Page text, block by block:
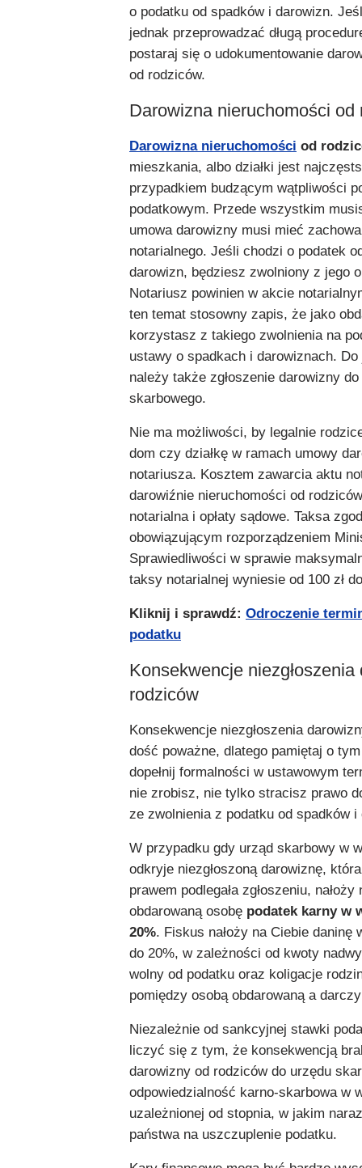
o podatku od spadków i darowizn.
jednak przeprowadzać długą
postaraj się o udokumentowanie
od rodziców.
Darowizna nieruchomości od
Darowizna nieruchomości od
mieszkania, albo działki jest
przypadkiem budzącym wątpliwości
podatkowym. Przede wszystkim
umowa darowizny musi mieć
notarialnego. Jeśli chodzi o podatek
darowizn, będziesz zwolniony z jego
Notariusz powinien w akcie
ten temat stosowny zapis, że jako
korzystasz z takiego zwolnienia na
ustawy o spadkach i darowiznach.
należy także zgłoszenie darowizny
skarbowego.
Nie ma możliwości, by legalnie
dom czy działkę w ramach umowy
notariusza. Kosztem zawarcia aktu
darowiźnie nieruchomości od
notarialna i opłaty sądowe. Taksa
obowiązującym rozporządzeniem
Sprawiedliwości w sprawie
taksy notarialnej wyniesie od 100 zł
Kliknij i sprawdź: Odroczenie
podatku
Konsekwencje
rodziców
Konsekwencje niezgłoszenia
dość poważne, dlatego pamiętaj o
dopełnij formalności w ustawowym
nie zrobisz, nie tylko stracisz prawo
ze zwolnienia z podatku od spadków i
W przypadku gdy urząd skarbowy w
odkryje niezgłoszoną darowiznę,
prawem podlegała zgłoszeniu,
obdarowaną osobę podatek karny w
20%. Fiskus nałoży na Ciebie daninę
do 20%, w zależności od kwoty
wolny od podatku oraz koligacje
pomiędzy osobą obdarowaną a
Niezależnie od sankcyjnej stawki
liczyć się z tym, że konsekwencją
darowizny od rodziców do urzędu
odpowiedzialność karno-skarbowa w
uzależnionej od stopnia, w jakim
państwa na uszczuplenie podatku.